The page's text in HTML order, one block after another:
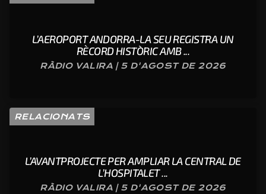
L’AEROPORT ANDORRA-LA SEU REGISTRA UN
RÈCORD HISTÒRIC AMB ...
RÀDIO VALIRA | 5 D'AGOST DE 2026
RELACIONATS
L’AVANTPROJECTE PER AMPLIAR LA CENTRAL DE
L’HOSPITALET ...
RÀDIO VALIRA | 5 D'AGOST DE 2026